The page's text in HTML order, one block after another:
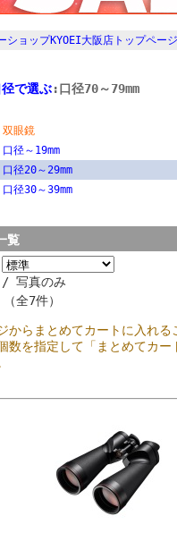
ショップKYOEI大阪店トップページ
径で選ぶ:口径70～79mm
双眼鏡
口径～19mm
口径20～29mm
口径30～39mm
覧
/ 写真のみ
全7件）
からまとめてカートに入れる
数を指定して「まとめてカ